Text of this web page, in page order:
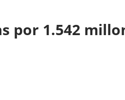
por 1.542